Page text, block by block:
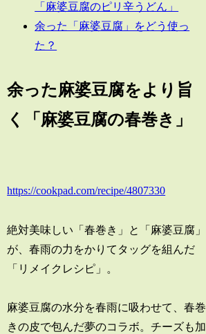
「麻婆豆腐のピリ辛うどん」
余った「麻婆豆腐」をどう使っ
た？
余った麻婆豆腐をより旨
く「麻婆豆腐の春巻き」
https://cookpad.com/recipe/4807330
絶対美味しい「春巻き」と「麻婆豆腐」
が、春雨の力をかりてタッグを組んだ
「リメイクレシピ」。
麻婆豆腐の水分を春雨に吸わせて、春巻
きの皮で包んだ夢のコラボ。チーズも加